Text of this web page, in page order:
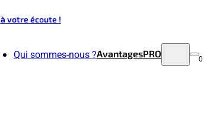
à votre écoute !
Qui sommes-nous ?AvantagesPRO 0